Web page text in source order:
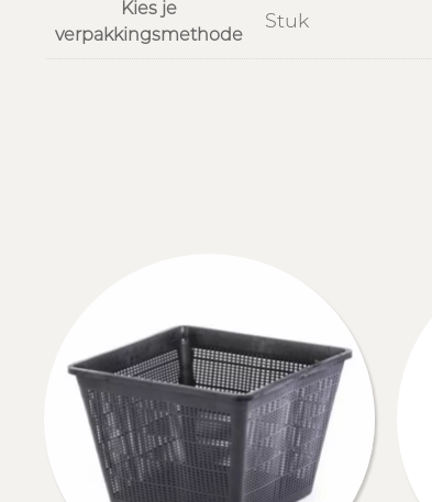
Kies je
verpakkingsmethode
Stuk